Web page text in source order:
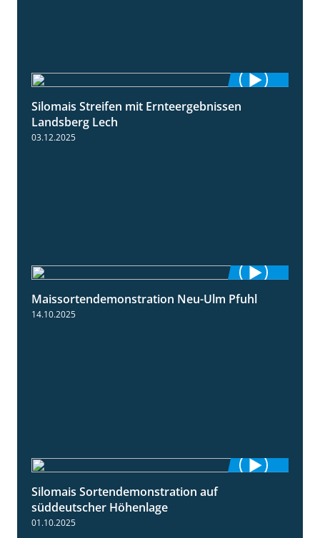
11:01
Silomais Streifen mit Ernteergebnissen
Landsberg Lech
03.12.2025
7:10
Maissortendemonstration Neu-Ulm Pfuhl
14.10.2025
Silomais Sortendemonstration auf
süddeutscher Höhenlage
01.10.2025